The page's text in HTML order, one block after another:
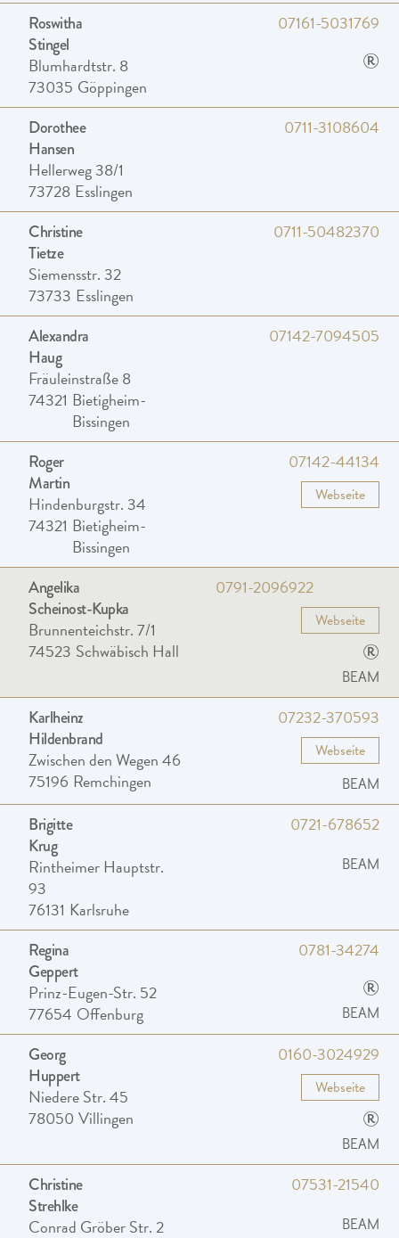
Roswitha
Stingel
Blumhardtstr. 8
73035 Göppingen
07161-5031769
®
Dorothee
Hansen
Hellerweg 38/1
73728 Esslingen
0711-3108604
Christine
Tietze
Siemensstr. 32
73733 Esslingen
0711-50482370
Alexandra
Haug
Fräuleinstraße 8
74321 Bietigheim-
Bissingen
07142-7094505
Roger
Martin
Hindenburgstr. 34
74321 Bietigheim-
Bissingen
07142-44134
Webseite
Angelika
Scheinost-Kupka
Brunnenteichstr. 7/1
74523 Schwäbisch Hall
0791-2096922
Webseite
®
BEAM
Karlheinz
Hildenbrand
Zwischen den Wegen 46
75196 Remchingen
07232-370593
Webseite
BEAM
Brigitte
Krug
Rintheimer Hauptstr.
93
76131 Karlsruhe
0721-678652
BEAM
Regina
Geppert
Prinz-Eugen-Str. 52
77654 Offenburg
0781-34274
®
BEAM
Georg
Huppert
Niedere Str. 45
78050 Villingen
0160-3024929
Webseite
®
BEAM
Christine
Strehlke
Conrad Gröber Str. 2
07531-21540
BEAM